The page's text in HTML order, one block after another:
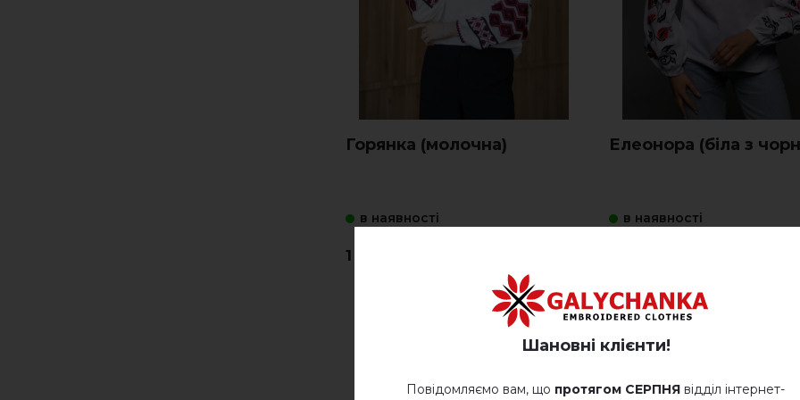
Горянка (молочна)
в наявності
1 540.
Елеонора (біла з
в наявності
Шановні клієнти!
Повідомляємо вам, що протягом СЕРПНЯ відділ інтернет-